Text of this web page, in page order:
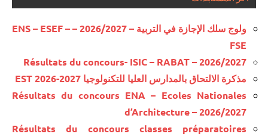
ولوج سلك الإجازة في التربية – 2026/2027 – ENS – ESEF –
FSE
Résultats du concours- ISIC – RABAT – 2026/2027
مذكرة الالتحاق بالمدارس العليا للتكنولوجيا EST 2026-2027
Résultats du concours ENA – Ecoles Nationales
d’Architecture – 2026/2027
Résultats du concours classes préparatoires